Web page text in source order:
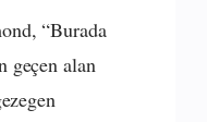
“Burada
geçen alan